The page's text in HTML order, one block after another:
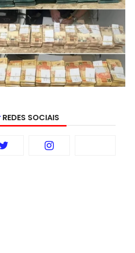
REDES SOCIAIS